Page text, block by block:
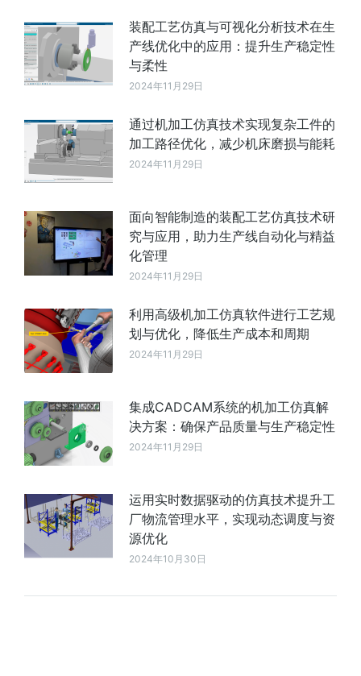
装配工艺仿真与可视化分析技术在生
产线优化中的应用：提升生产稳定性
与柔性
2024年11月29日
通过机加工仿真技术实现复杂工件的
加工路径优化，减少机床磨损与能耗
2024年11月29日
面向智能制造的装配工艺仿真技术研
究与应用，助力生产线自动化与精益
化管理
2024年11月29日
利用高级机加工仿真软件进行工艺规
划与优化，降低生产成本和周期
2024年11月29日
集成CADCAM系统的机加工仿真解
决方案：确保产品质量与生产稳定性
2024年11月29日
运用实时数据驱动的仿真技术提升工
厂物流管理水平，实现动态调度与资
源优化
2024年10月30日